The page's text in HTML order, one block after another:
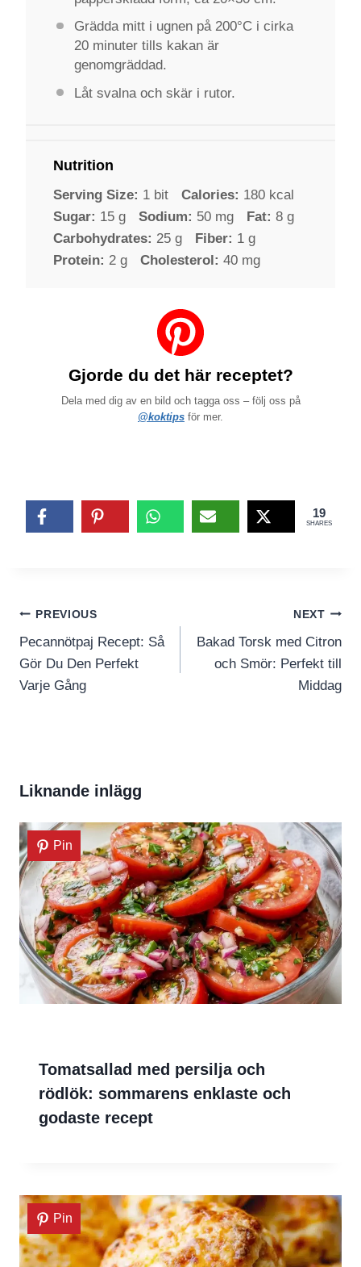
Grädda mitt i ugnen på 200°C i cirka
20 minuter tills kakan är
genomgräddad.
Låt svalna och skär i rutor.
Nutrition
Serving Size: 1 bit Calories: 180 kcal
Sugar: 15 g Sodium: 50 mg Fat: 8 g
Carbohydrates: 25 g Fiber: 1 g
Protein: 2 g Cholesterol: 40 mg
Gjorde du det här receptet?
Dela med dig av en bild och tagga oss – följ oss på
@koktips för mer.
19
SHARES
Inläggsnavigering
PREVIOUS
Pecannötpaj Recept: Så
Gör Du Den Perfekt
Varje Gång
NEXT
Bakad Torsk med Citron
och Smör: Perfekt till
Middag
Liknande inlägg
Pin
Tomatsallad med persilja och
rödlök: sommarens enklaste och
godaste recept
Pin